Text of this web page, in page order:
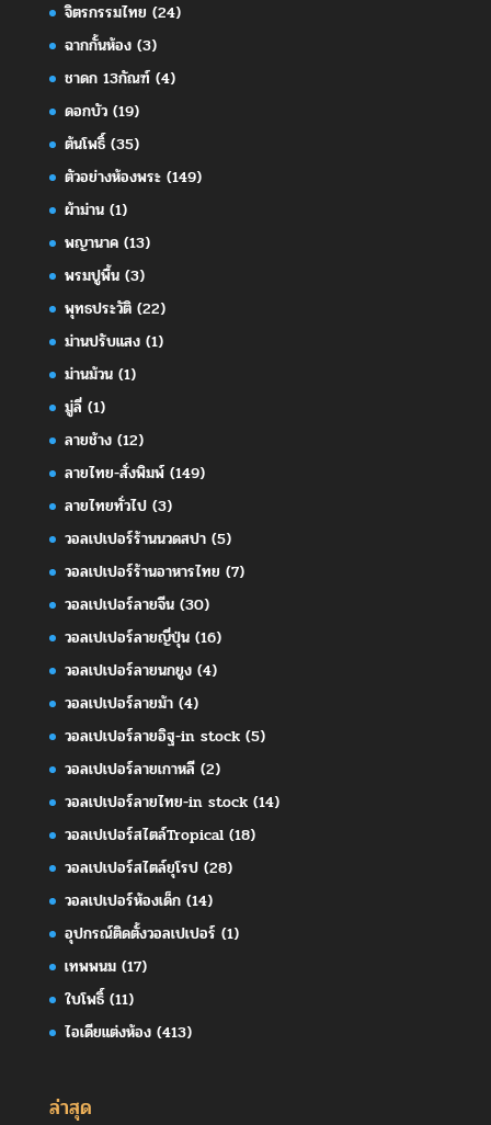
จิตรกรรมไทย (24)
ฉากกั้นห้อง(3)
ชาดก 13กัณฑ์(4)
ดอกบัว(19)
ต้นโพธิ์(35)
ตัวอย่างห้องพระ(149)
ผ้าม่าน(1)
พญานาค(13)
พรมปูพื้น(3)
พุทธประวัติ(22)
ม่านปรับแสง(1)
ม่านม้วน(1)
มู่ลี่(1)
ลายช้าง(12)
ลายไทย-สั่งพิมพ์(149)
ลายไทยทั่วไป(3)
วอลเปเปอร์ร้านนวดสปา(5)
วอลเปเปอร์ร้านอาหารไทย (7)
วอลเปเปอร์ลายจีน(30)
วอลเปเปอร์ลายญี่ปุ่น(16)
วอลเปเปอร์ลายนกยูง(4)
วอลเปเปอร์ลายม้า(4)
วอลเปเปอร์ลายอิฐ-in stock(5)
วอลเปเปอร์ลายเกาหลี(2)
วอลเปเปอร์ลายไทย-in stock(14)
วอลเปเปอร์สไตล์Tropical(18)
วอลเปเปอร์สไตล์ยุโรป(28)
วอลเปเปอร์ห้องเด็ก(14)
อุปกรณ์ติดตั้งวอลเปเปอร์ (1)
เทพพนม(17)
ใบโพธิ์(11)
ไอเดียแต่งห้อง(413)
ล่าสุด